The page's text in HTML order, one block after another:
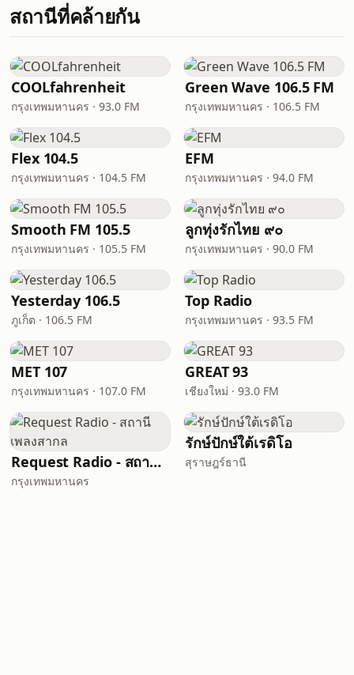
สถานีที่คล้ายกัน
COOLfahrenheit
กรุงเทพมหานคร · 93.0 FM
Green Wave 106.5 FM
กรุงเทพมหานคร · 106.5 FM
Flex 104.5
กรุงเทพมหานคร · 104.5 FM
EFM
กรุงเทพมหานคร · 94.0 FM
Smooth FM 105.5
กรุงเทพมหานคร · 105.5 FM
ลูกทุ่งรักไทย ๙๐
กรุงเทพมหานคร · 90.0 FM
Yesterday 106.5
ภูเก็ต · 106.5 FM
Top Radio
กรุงเทพมหานคร · 93.5 FM
MET 107
กรุงเทพมหานคร · 107.0 FM
GREAT 93
เชียงใหม่ · 93.0 FM
Request Radio - สถานีเพลงสากล
กรุงเทพมหานคร
รักษ์ปักษ์ใต้เรดิโอ
สุราษฎร์ธานี